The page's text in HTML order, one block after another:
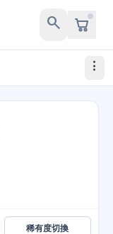
search
more_vert
稀有度切換